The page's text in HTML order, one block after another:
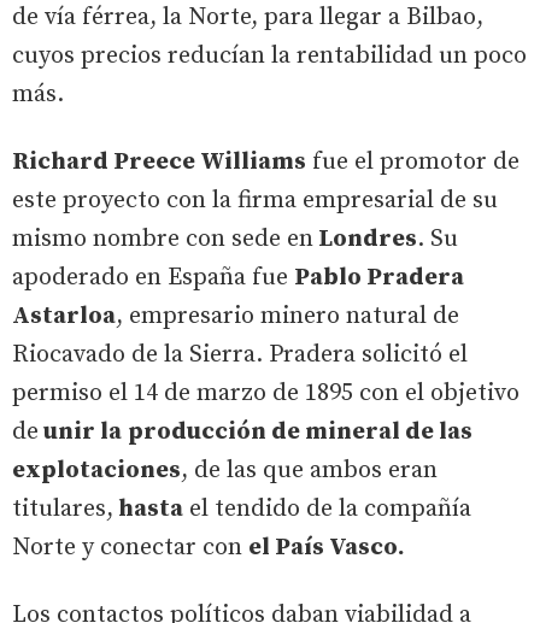
de vía férrea, la Norte, para llegar a Bilbao,
cuyos precios reducían la rentabilidad un poco
más.
Richard Preece Williams fue el promotor de
este proyecto con la firma empresarial de su
mismo nombre con sede en Londres. Su
apoderado en España fue Pablo Pradera
Astarloa, empresario minero natural de
Riocavado de la Sierra. Pradera solicitó el
permiso el 14 de marzo de 1895 con el objetivo
de unir la producción de mineral de las
explotaciones, de las que ambos eran
titulares, hasta el tendido de la compañía
Norte y conectar con el País Vasco.
Los contactos políticos daban viabilidad a